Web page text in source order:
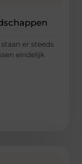
er steeds
eindelijk